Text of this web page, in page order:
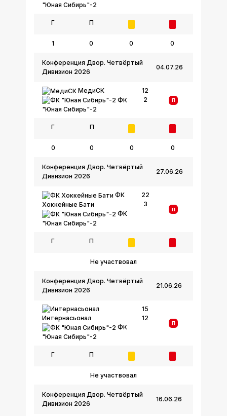
"Юная Сибирь"-2
Г П
1 0 0 0
04.07.26
Конференция Двор. Четвёртый
Дивизион 2026
МедиСК
ФК
"Юная Сибирь"-2
12
2
П
Г П
0 0 0 0
27.06.26
Конференция Двор. Четвёртый
Дивизион 2026
ФК
Хоккейные Бати
ФК
"Юная Сибирь"-2
22
3
П
Г П
Не участвовал
21.06.26
Конференция Двор. Четвёртый
Дивизион 2026
Интернасьонал
ФК
"Юная Сибирь"-2
15
12
П
Г П
Не участвовал
16.06.26
Конференция Двор. Четвёртый
Дивизион 2026